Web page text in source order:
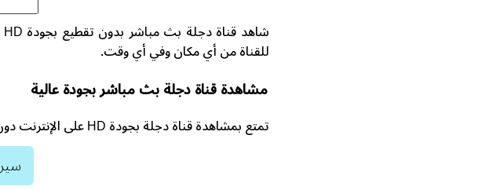
للقناة من أي مكان وفي أي وقت.
مشاهدة قناة دجلة بث مباشر بجودة عالية
تمتع بمشاهدة قناة دجلة بجودة HD على الإنترنت دون الحاجة إلى تحميل أو تسجيل دخول. البث يعمل 24/7 بدون توقف.